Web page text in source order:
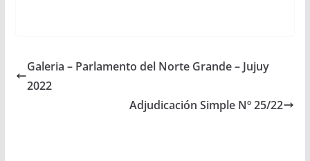
Galeria – Parlamento del Norte Grande – Jujuy
2022
Adjudicación Simple Nº 25/22